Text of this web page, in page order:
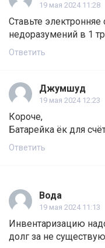
19 мая 2024 11:28
Ставьте электронняе
недоразумений в 1
Ответить
Джумшуд
19 мая 2024 12:23
Короче,
Батарейка ёк для
Ответить
Вода
19 мая 2024 11:13
Инвентаризацию
долг за не